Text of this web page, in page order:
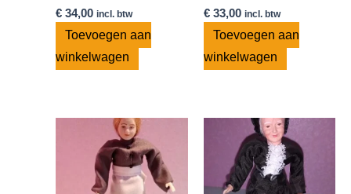
€ 34,00 incl. btw
Toevoegen aan
winkelwagen
€33,00 incl. btw
Toevoegen aan
winkelwagen